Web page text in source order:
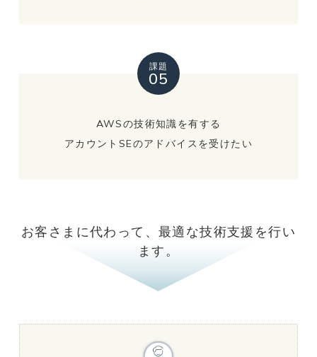
課題
05
AWSの技術知識を有する
アカウントSEのアドバイスを受けたい
お客さまに代わって、最適な技術支援を行い
ます。